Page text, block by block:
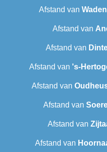
Afstand van
Afstand van
Afstand van
Afstand van 's-
Afstand van
Afstand van
Afstand van
Afstand van